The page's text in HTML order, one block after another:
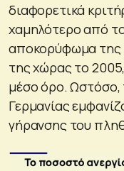
διαφορετικά
χαμηλότερο από
αποκορύφωμα της
της χώρας το
μέσο όρο. Ωστόσο,
Γερμανίας
γήρανσης του